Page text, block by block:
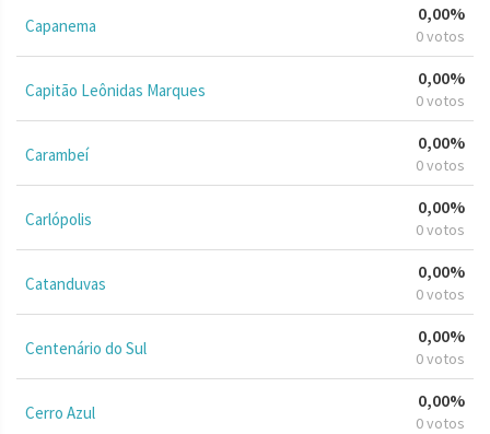
Capanema
0,00%
0 votos
Capitão Leônidas Marques
0,00%
0 votos
Carambeí
0,00%
0 votos
Carlópolis
0,00%
0 votos
Catanduvas
0,00%
0 votos
Centenário do Sul
0,00%
0 votos
Cerro Azul
0,00%
0 votos